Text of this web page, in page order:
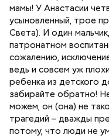
мамы! У Анастасии
усыновленный, трое
Света). И один
патронатном
сожалению,
ведь и совсем уж
ребенка из детского
забирайте обратно!
можем, он (она) не
трагедий – дважды
потому, что люди не